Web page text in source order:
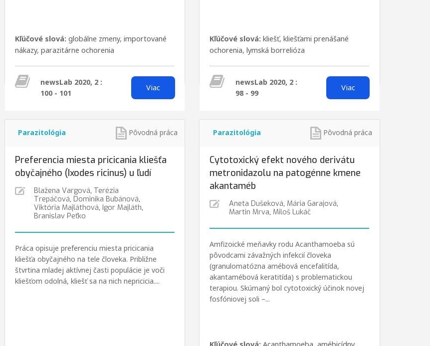
Kľúčové slová: globálne zmeny, importované
nákazy, parazitárne ochorenia
newsLab 2020, 2 :
100 - 101
Viac
Kľúčové slová: kliešť,kliešťami prenášané
ochorenia,lymská borrelióza
newsLab 2020, 2 :
98 - 99
Viac
Parazitológia Pôvodná práca
Preferencia miesta pricicania kliešťa
obyčajného (Ixodes ricinus) u ľudí
Blažena Vargová, Terézia
Trepáčová,Dominika Bubánová,
Viktória Majláthová,Igor Majláth,
Branislav Peťko
Práca opisuje preferenciu miesta pricicania
kliešťa obyčajného na tele človeka. Približne
štvrtina mladej aktívnej časti populácie je voči
kliešťom odolná, kliešť sa na nich nepricicia....
Parazitológia Pôvodná práca
Cytotoxický efekt nového derivátu
metronidazolu na patogénne kmene
akantaméb
Aneta Dušeková, Mária Garajová,
Martin Mrva, Miloš Lukáč
Amfizoické meňavky rodu Acanthamoeba sú
pôvodcami závažných infekcií človeka
(granulomatózna amébová encefalitída,
akantamébová keratitída) s problematickou
terapiou. Skúmaný bol cytotoxický účinok novej
fosfóniovej soli –...